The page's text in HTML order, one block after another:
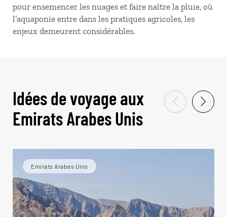
pour ensemencer les nuages et faire naître la pluie, où
l’aquaponie entre dans les pratiques agricoles, les
enjeux demeurent considérables.
Idées de voyage aux
Emirats Arabes Unis
Emirats Arabes Unis